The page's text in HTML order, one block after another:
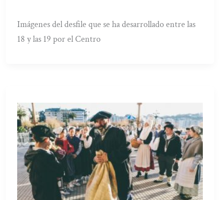
Imágenes del desfile que se ha desarrollado entre las
18 y las 19 por el Centro